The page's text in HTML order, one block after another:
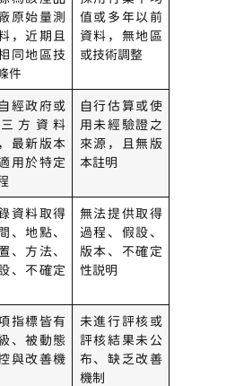
原始量測
，近期且
同地區技
件
值或多年以前
資料，無地區
或技術調整
經政府或
方資料
最新版本
用於特定
自行估算或使
用未經驗證之
來源，且無版
本註明
資料取得
、地點、
、方法、
、不確定
無法提供取得
過程、假設、
版本、不確定
性說明
指標皆有
、被動態
與改善機
未進行評核或
評核結果未公
布、缺乏改善
機制